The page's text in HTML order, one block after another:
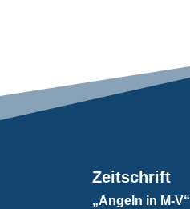
Zeitschrift
„Angeln in M-V“